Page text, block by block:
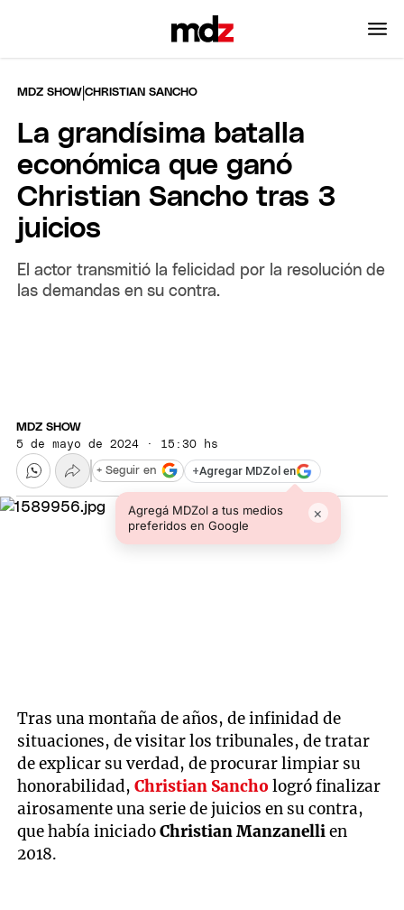
MDZ SHOW |CHRISTIAN SANCHO
La grandísima batalla
económica que ganó
Christian Sancho tras 3
juicios
El actor transmitió la felicidad por la resolución de
las demandas en su contra.
MDZ SHOW
5 de mayo de 2024 · 15:30 hs
+Agregar MDZol en
Agregá MDZol a tus medios
preferidos en Google
×
+ Seguir en
Tras una montaña de años, de infinidad de
situaciones, de visitar los tribunales, de tratar
de explicar su verdad, de procurar limpiar su
honorabilidad,Christian Sanchologró finalizar
airosamente una serie de juicios en su contra,
que había iniciadoChristian Manzanellien
2018.